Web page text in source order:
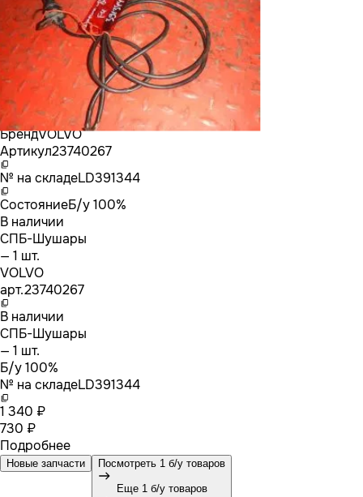
БрендVOLVO
Артикул23740267
№ на складеLD391344
СостояниеБ/у 100%
В наличии
СПБ-Шушары
— 1 шт.
VOLVO
арт.23740267
В наличии
СПБ-Шушары
— 1 шт.
Б/у 100%
№ на складеLD391344
1 340 ₽
730 ₽
Подробнее
Новые запчасти Посмотреть 1 б/у товаров
Еще 1 б/у товаров